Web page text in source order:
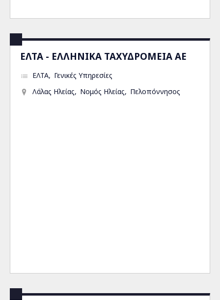
ΕΛΤΑ - ΕΛΛΗΝΙΚΑ ΤΑΧΥΔΡΟΜΕΙΑ ΑΕ
ΕΛΤΑ
Γενικές Υπηρεσίες
Λάλας Ηλείας
Νομός Ηλείας Πελοπόννησος